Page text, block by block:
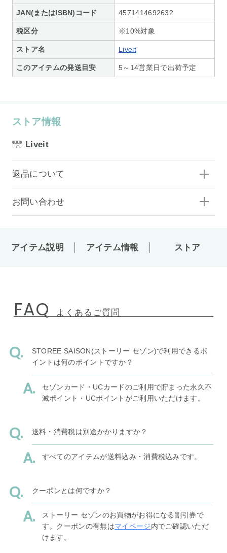
JAN(またはISBN)コード 4571414692632
税区分 ※10%対象
ストア名 Liveit
このアイテムの発送目安 5～14営業日で出荷予定
ストア情報
Liveit
返品について
お問い合わせ
アイテム説明 アイテム情報 ストア
FAQ よくあるご質問
STOREE SAISON(ストーリー セゾン)で利用できるポ
イントは何のポイントですか？
セゾンカード・UCカードのご利用で貯まった永久不
滅ポイント・UCポイントがご利用いただけます。
送料・消費税は別途かかりますか？
すべてのアイテムが送料込み・消費税込みです。
クーポンとは何ですか？
ストーリー セゾンのお買物がお得になる割引券で
す。クーポンの有無はマイページ内でご確認いただ
けます。